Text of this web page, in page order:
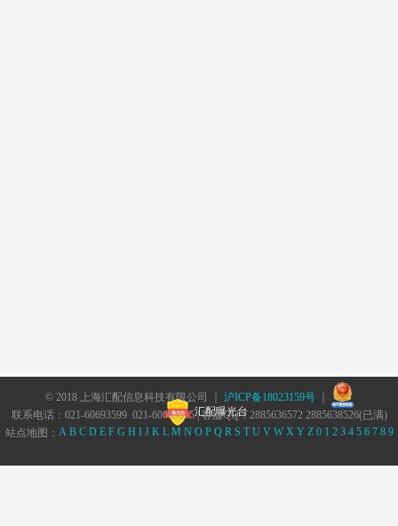
© 2018 上海汇配信息科技有限公司 ｜ 沪ICP备18023159号｜
汇配曝光台
联系电话：021-60693599 021-60693555 | 客服QQ：2885636572 2885638526(已满)
站点地图： A B C D E F G H I J K L M N O P Q R S T U V W X Y Z 0 1 2 3 4 5 6 7 8 9